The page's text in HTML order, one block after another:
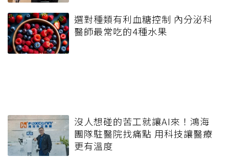
選對種類有利血糖控制 內分泌科
醫師最常吃的4種水果
沒人想碰的苦工就讓AI來！鴻海
團隊駐醫院找痛點 用科技讓醫療
更有溫度